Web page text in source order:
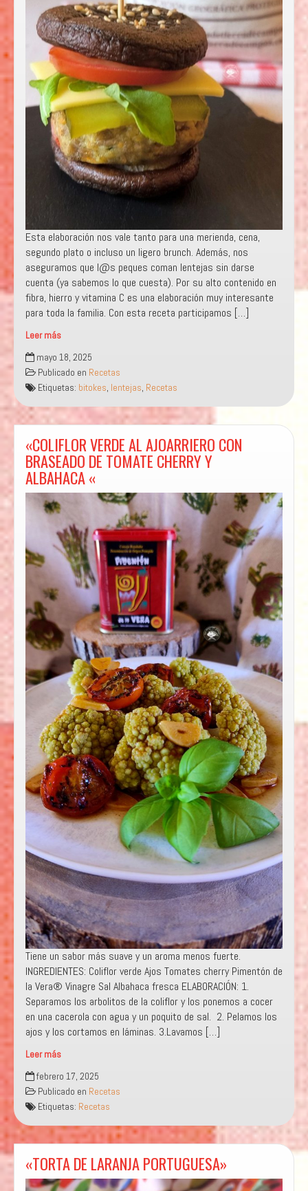
Esta elaboración nos vale tanto para una merienda, cena,
segundo plato o incluso un ligero brunch. Además, nos
aseguramos que l@s peques coman lentejas sin darse
cuenta (ya sabemos lo que cuesta). Por su alto contenido en
fibra, hierro y vitamina C es una elaboración muy interesante
para toda la familia. Con esta receta participamos […]
Leer más
“BITOQUES
DE
TIERRA
DE
CAMPOS
EN
DE
SHITAKE“
Publicado en
«COLIFLOR VERDE AL AJOARRIERO CON
BRASEADO DE TOMATE CHERRY Y
ALBAHACA «
Tiene un sabor más suave y un aroma menos fuerte.
INGREDIENTES: Coliflor verde Ajos Tomates cherry Pimentón de
la Vera® Vinagre Sal Albahaca fresca ELABORACIÓN: 1.
Separamos los arbolitos de la coliflor y los ponemos a cocer
en una cacerola con agua y un poquito de sal. 2. Pelamos los
ajos y los cortamos en láminas. 3.Lavamos […]
Leer más
«COLIFLOR
VERDE AL
AJOARRIERO
CON
BRASEADO
DE TOMATE
Y
ALBAHACA «
febrero 17, 2025
Publicado en Recetas
Etiquetas: Recetas
«TORTA DE LARANJA PORTUGUESA»